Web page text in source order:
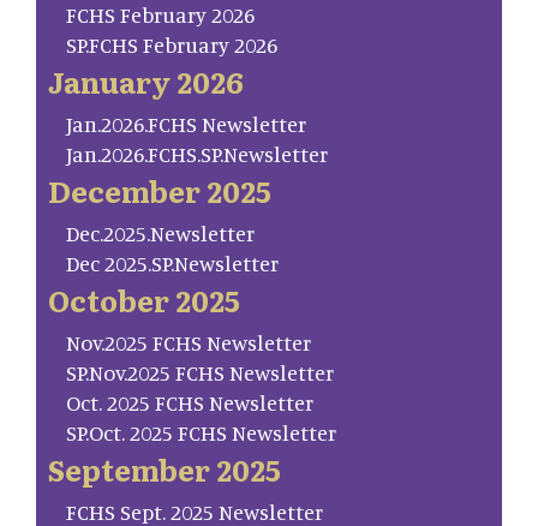
FCHS February 2026
SP.FCHS February 2026
January 2026
Jan.2026.FCHS Newsletter
Jan.2026.FCHS.SP.Newsletter
December 2025
Dec.2025.Newsletter
Dec 2025.SP.Newsletter
October 2025
Nov.2025 FCHS Newsletter
SP.Nov.2025 FCHS Newsletter
Oct. 2025 FCHS Newsletter
SP.Oct. 2025 FCHS Newsletter
September 2025
FCHS Sept. 2025 Newsletter